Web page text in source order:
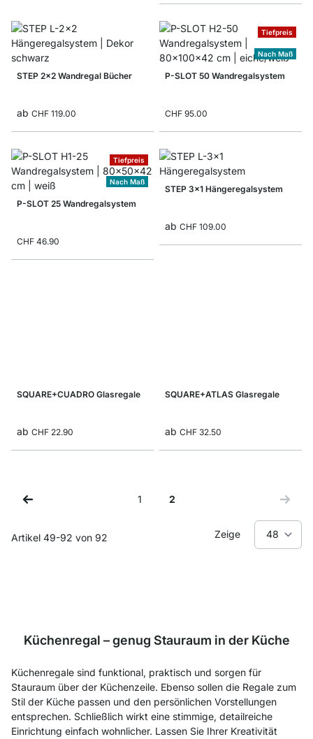
STEP 2x2 Wandregal Bücher
ab CHF 119.00
Tiefpreis
Nach Maß
P-SLOT 50 Wandregalsystem
CHF 95.00
Tiefpreis
Nach Maß
P-SLOT 25 Wandregalsystem
CHF 46.90
STEP 3x1 Hängeregalsystem
ab CHF 109.00
SQUARE+CUADRO Glasregale
ab CHF 22.90
SQUARE+ATLAS Glasregale
ab CHF 32.50
Artikel 49-92 von 92
Seite
1
Sie lesen gerade Seite
2
Zeige
Küchenregal – genug Stauraum in der Küche
Küchenregale sind funktional, praktisch und sorgen für
Stauraum über der Küchenzeile. Ebenso sollen die Regale zum
Stil der Küche passen und den persönlichen Vorstellungen
entsprechen. Schließlich wirkt eine stimmige, detailreiche
Einrichtung einfach wohnlicher. Lassen Sie Ihrer Kreativität